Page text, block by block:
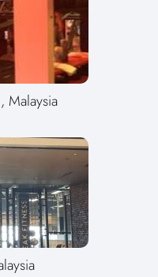
Malaysia